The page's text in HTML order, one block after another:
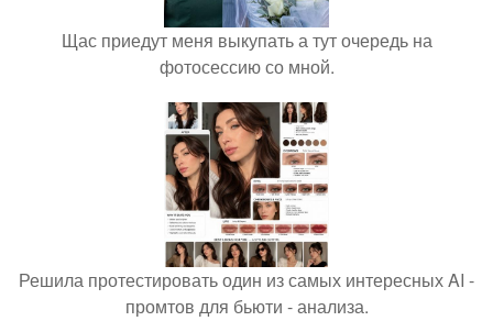
Щас приедут меня выкупать а тут очередь на
фотосессию со мной.
Решила протестировать один из самых интересных AI -
промтов для бьюти - анализа.